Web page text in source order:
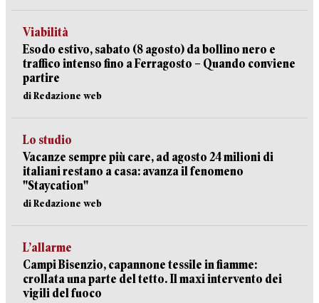
Viabilità
Esodo estivo, sabato (8 agosto) da bollino nero e
traffico intenso fino a Ferragosto – Quando conviene
partire
di Redazione web
Lo studio
Vacanze sempre più care, ad agosto 24 milioni di
italiani restano a casa: avanza il fenomeno
"Staycation"
di Redazione web
L’allarme
Campi Bisenzio, capannone tessile in fiamme:
crollata una parte del tetto. Il maxi intervento dei
vigili del fuoco